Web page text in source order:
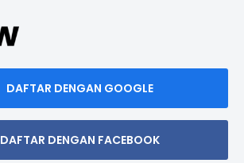
DAFTAR DENGAN GOOGLE
DAFTAR DENGAN FACEBOOK